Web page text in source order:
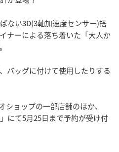
ない3D(3軸加速度センサー)搭
ナーによる落ち着いた「大人か
バッグに付けて使用したりする
ョップの一部店舗のほか、
にて5月25日まで予約が受け付